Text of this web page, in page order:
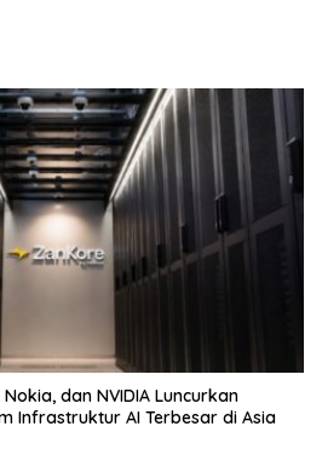
dan NVIDIA Luncurkan
Infrastruktur AI Terbesar di Asia